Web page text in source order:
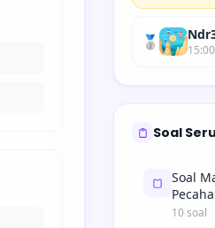
🥈 15:00
Soal
Soal
10 soal